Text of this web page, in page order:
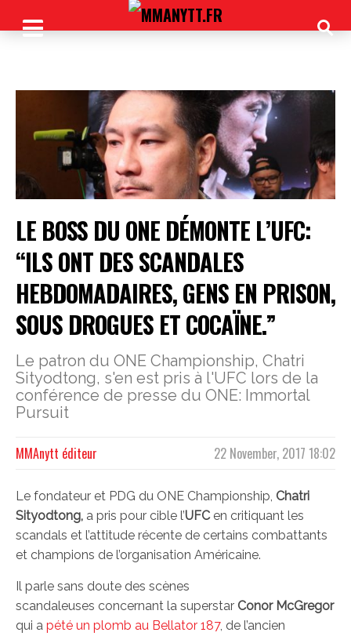
LE BOSS DU ONE DÉMONTE L’UFC:
“ILS ONT DES SCANDALES
HEBDOMADAIRES, GENS EN PRISON,
SOUS DROGUES ET COCAÏNE.”
Le patron du ONE Championship, Chatri
Sityodtong, s'en est pris à l'UFC lors de la
conférence de presse du ONE: Immortal
Pursuit
22 November, 2017 18:02
MMAnytt éditeur
Le fondateur et PDG du ONE Championship, Chatri
Sityodtong, a pris pour cible l’UFC en critiquant les
scandals et l’attitude récente de certains combattants
et champions de l’organisation Américaine.
Il parle sans doute des scènes
scandaleuses concernant la superstar Conor McGregor
qui a pété un plomb au Bellator 187, de l’ancien